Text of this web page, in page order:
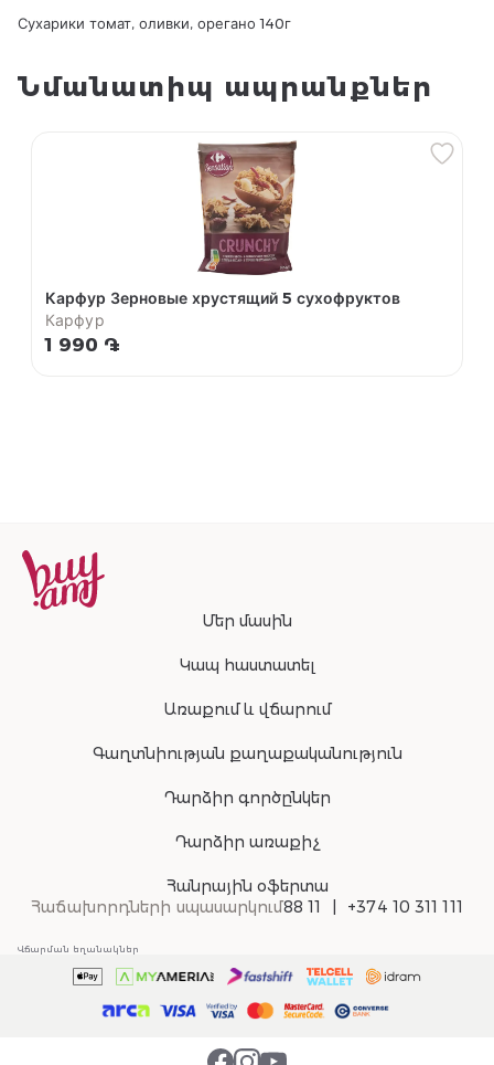
Сухарики томат, оливки, орегано 140г
Նմանատիպ ապրանքներ
Карфур Зерновые хрустящий 5 сухофруктов
Карфур
1 990 ֏
Մեր մասին
Կապ հաստատել
Առաքում և վճարում
Գաղտնիության քաղաքականություն
Դարձիր գործընկեր
Դարձիր առաքիչ
Հանրային օֆերտա
Հաճախորդների սպասարկում88 11 +374 10 311 111
Վճարման եղանակներ